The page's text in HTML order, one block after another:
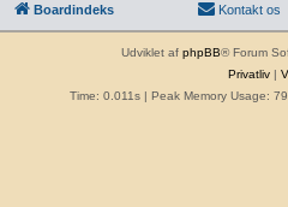
Boardindeks Kontakt os
Udviklet af phpBB® Forum
Privatliv|
Time: 0.011s | Peak Memory Usage: